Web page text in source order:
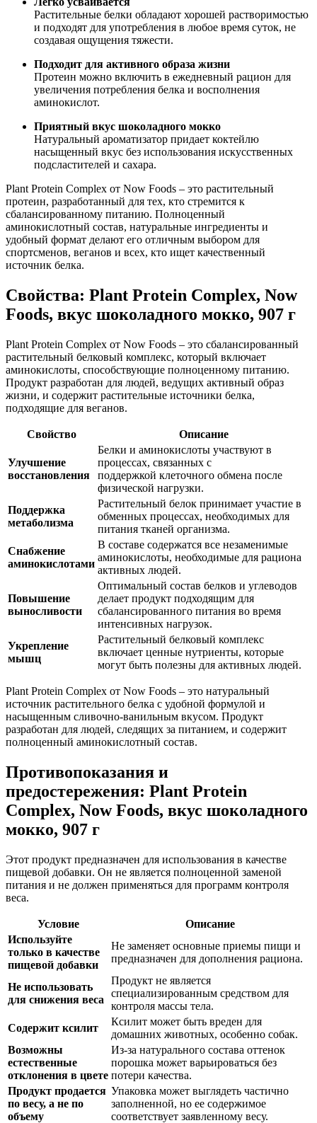
Растительные белки обладают хорошей растворимостью
и подходят для употребления в любое время суток, не
создавая ощущения тяжести.
Подходит для активного образа жизни
Протеин можно включить в ежедневный рацион для
увеличения потребления белка и восполнения
аминокислот.
Приятный вкус шоколадного мокко
Натуральный ароматизатор придает коктейлю
насыщенный вкус без использования искусственных
подсластителей и сахара.
Plant Protein Complex от Now Foods – это растительный
протеин, разработанный для тех, кто стремится к
сбалансированному питанию. Полноценный
аминокислотный состав, натуральные ингредиенты и
удобный формат делают его отличным выбором для
спортсменов, веганов и всех, кто ищет качественный
источник белка.
Свойства: Plant Protein Complex, Now
Foods, вкус шоколадного мокко, 907 г
Plant Protein Complex от Now Foods – это сбалансированный
растительный белковый комплекс, который включает
аминокислоты, способствующие полноценному питанию.
Продукт разработан для людей, ведущих активный образ
жизни, и содержит растительные источники белка,
подходящие для веганов.
Свойство Описание
Улучшение
восстановления
Белки и аминокислоты участвуют в
процессах, связанных с
поддержкой клеточного обмена после
физической нагрузки.
Поддержка
метаболизма
Растительный белок принимает участие в
обменных процессах, необходимых для
питания тканей организма.
Снабжение
аминокислотами
В составе содержатся все незаменимые
аминокислоты, необходимые для рациона
активных людей.
Повышение
выносливости
Оптимальный состав белков и углеводов
делает продукт подходящим для
сбалансированного питания во время
интенсивных нагрузок.
Укрепление
мышц
Растительный белковый комплекс
включает ценные нутриенты, которые
могут быть полезны для активных людей.
Plant Protein Complex от Now Foods – это натуральный
источник растительного белка с удобной формулой и
насыщенным сливочно-ванильным вкусом. Продукт
разработан для людей, следящих за питанием, и содержит
полноценный аминокислотный состав.
Противопоказания и
предостережения: Plant Protein
Complex, Now Foods, вкус шоколадного
мокко, 907 г
Этот продукт предназначен для использования в качестве
пищевой добавки. Он не является полноценной заменой
питания и не должен применяться для программ контроля
веса.
Условие
Описание
Используйте
только в качестве
пищевой добавки
Не заменяет основные приемы пищи и
предназначен для дополнения рациона.
Не использовать
для снижения веса
Продукт не является
специализированным средством для
контроля массы тела.
Содержит ксилит
Ксилит может быть вреден для
домашних животных, особенно собак.
Возможны
естественные
отклонения в цвете
Из-за натурального состава оттенок
порошка может варьироваться без
потери качества.
Продукт продается
по весу, а не по
объему
Упаковка может выглядеть частично
заполненной, но ее содержимое
соответствует заявленному весу.